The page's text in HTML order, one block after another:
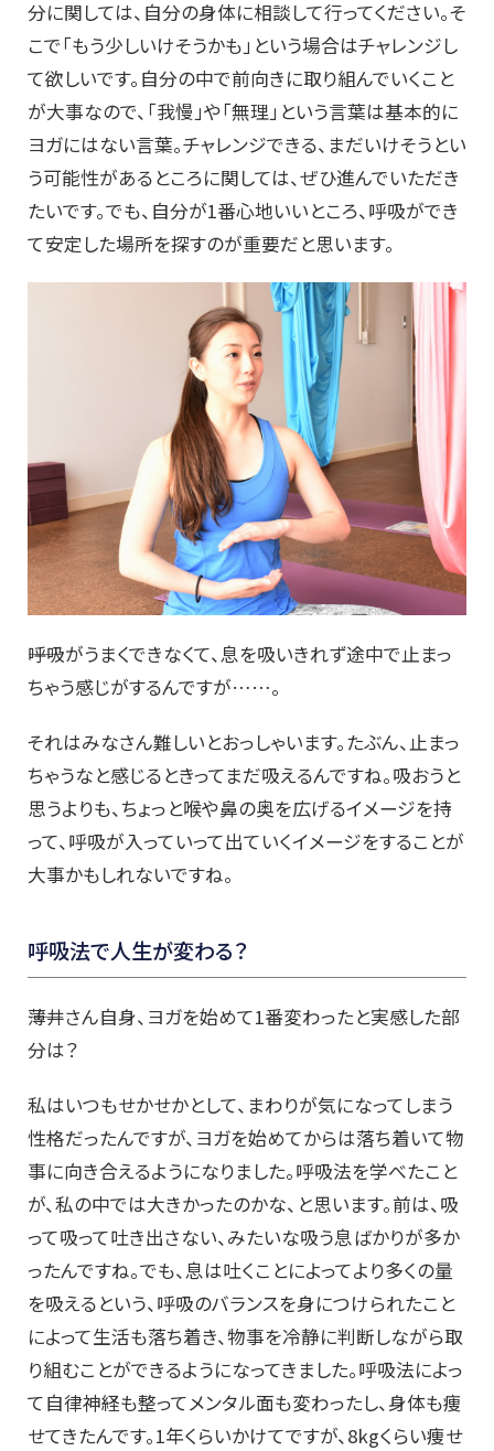
分に関しては、自分の身体に相談して行ってください。そ
こで「もう少しいけそうかも」という場合はチャレンジし
て欲しいです。自分の中で前向きに取り組んでいくこと
が大事なので、「我慢」や「無理」という言葉は基本的に
ヨガにはない言葉。チャレンジできる、まだいけそうとい
う可能性があるところに関しては、ぜひ進んでいただき
たいです。でも、自分が1番心地いいところ、呼吸ができ
て安定した場所を探すのが重要だと思います。
――呼吸がうまくできなくて、息を吸いきれず途中で止まっ
ちゃう感じがするんですが……。
それはみなさん難しいとおっしゃいます。たぶん、止まっ
ちゃうなと感じるときってまだ吸えるんですね。吸おうと
思うよりも、ちょっと喉や鼻の奥を広げるイメージを持
って、呼吸が入っていって出ていくイメージをすることが
大事かもしれないですね。
呼吸法で人生が変わる？
――薄井さん自身、ヨガを始めて1番変わったと実感した部
分は？
私はいつもせかせかとして、まわりが気になってしまう
性格だったんですが、ヨガを始めてからは落ち着いて物
事に向き合えるようになりました。呼吸法を学べたこと
が、私の中では大きかったのかな、と思います。前は、吸
って吸って吐き出さない、みたいな吸う息ばかりが多か
ったんですね。でも、息は吐くことによってより多くの量
を吸えるという、呼吸のバランスを身につけられたこと
によって生活も落ち着き、物事を冷静に判断しながら取
り組むことができるようになってきました。呼吸法によっ
て自律神経も整ってメンタル面も変わったし、身体も痩
せてきたんです。1年くらいかけてですが、8kgくらい痩せ